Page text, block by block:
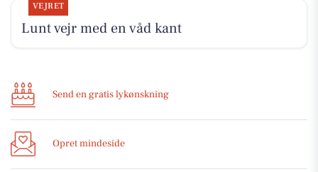
VEJRET
Lunt vejr med en våd kant
Send en gratis lykønskning
Opret mindeside